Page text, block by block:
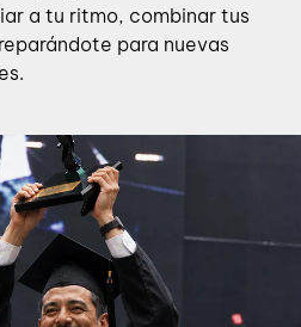
a tu ritmo, combinar tus
para nuevas